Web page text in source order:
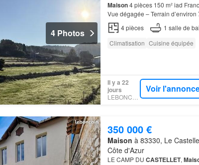
4 Photos
Maison4 pièces 150 m² iad
Vue dégagée – Terrain
seulement quelques minutes des
4pièces 1 salle de
Climatisation Cuisine équipée
Il y a 22
jours
Voir
350 000 €
Maison à 83330, Le
Côte d'Azur
LE CAMP DU CASTELLET,